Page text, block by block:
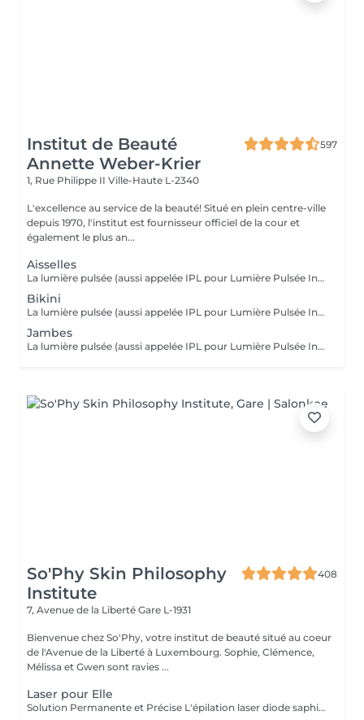
Institut de Beauté
Annette Weber-Krier
597
1, Rue Philippe II Ville-Haute L-2340
L'excellence au service de la beauté! Situé en plein centre-ville
depuis 1970, l'institut est fournisseur officiel de la cour et
également le plus an...
Aisselles
La lumière pulsée (aussi appelée IPL pour Lumière Pulsée Intense) agit sur le poil en envoyant une lumière qui va être absorbée par le pigment noir du poil. La lumière pulsée localement se transforme en chaleur . C'est cette réaction thermique au niveau de la racine du poil (le bulbe) qui altère et freine la repousse. Dès les premières séances, les poils tombent et repoussent de moins en moins.
Bikini
La lumière pulsée (aussi appelée IPL pour Lumière Pulsée Intense) agit sur le poil en envoyant une lumière qui va être absorbée par le pigment noir du poil. La lumière pulsée localement se transforme en chaleur . C'est cette réaction thermique au niveau de la racine du poil (le bulbe) qui altère et freine la repousse. Dès les premières séances, les poils tombent et repoussent de moins en moins.
Jambes
La lumière pulsée (aussi appelée IPL pour Lumière Pulsée Intense) agit sur le poil en envoyant une lumière qui va être absorbée par le pigment noir du poil. La lumière pulsée localement se transforme en chaleur . C'est cette réaction thermique au niveau de la racine du poil (le bulbe) qui altère et freine la repousse. Dès les premières séances, les poils tombent et repoussent de moins en moins.
So'Phy Skin Philosophy
Institute
408
7, Avenue de la Liberté Gare L-1931
Bienvenue chez So'Phy, votre institut de beauté situé au coeur
de l'Avenue de la Liberté à Luxembourg. Sophie, Clémence,
Mélissa et Gwen sont ravies ...
Laser pour Elle
Solution Permanente et Précise L'épilation laser diode saphir est une méthode efficace et durable pour éliminer les poils de manière permanente. Ce traitement utilise un faisceau de lumière ciblant la mélanine dans les follicules pileux, offrant des résultats durables et une réduction significative de la repousse. Le laser diode saphir est connu pour sa précision, sa rapidité et son confort, grâce à un système de refroidissement de la peau. Il est idéal pour des zones comme le visage, les jambes, les aisselles ou le bikini, pour une peau lisse, soyeuse et sans poils. Avant de prendre rendez-vous merci de consulter notre politique de rendez-vous sur la page d'accueil.